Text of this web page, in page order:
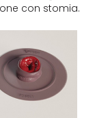
con stomia.